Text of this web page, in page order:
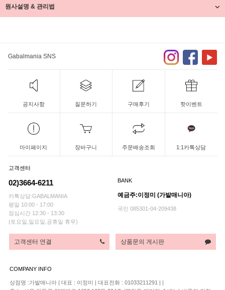
원사설명 & 관리법
Gabalmania SNS
공지사항 질문하기 구매후기 핫이벤트
마이페이지 장바구니 주문배송조회 1:1카톡상담
고객센터
02)3664-6211
카톡상담:GABALMANIA
평일 10:00 - 17:00
점심시간 12:30 - 13:30
(토요일,일요일,공휴일 휴무)
BANK
예금주:이정미 (가발매니아)
국민 085301-04-209438
고객센터 연결 상품문의 게시판
COMPANY INFO
상점명 :가발매니아 | 대표 : 이정미 | 대표전화 : 01033211291 | |